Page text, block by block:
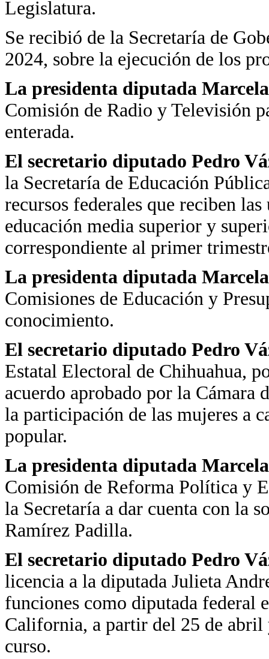
Legislatura.
Se recibió de la Secretaría de
2024, sobre la ejecución de los
La presidenta diputada
Comisión de Radio y Televisión
enterada.
El secretario diputado Pedro
la Secretaría de Educación
recursos federales que reciben
educación media superior y
correspondiente al primer
La presidenta diputada
Comisiones de Educación y
conocimiento.
El secretario diputado Pedro
Estatal Electoral de Chihuahua,
acuerdo aprobado por la
la participación de las mujeres a
popular.
La presidenta diputada
Comisión de Reforma Política y
la Secretaría a dar cuenta con la
Ramírez Padilla.
El secretario diputado Pedro
licencia a la diputada Julieta
funciones como diputada federal
California, a partir del 25 de abril
curso.